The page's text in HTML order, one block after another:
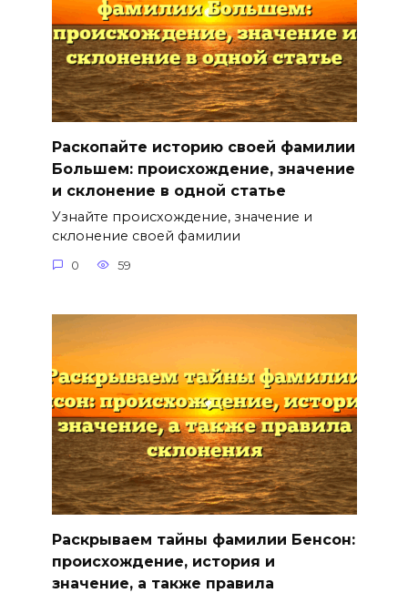
Раскопайте историю своей фамилии
Большем: происхождение, значение
и склонение в одной статье
Узнайте происхождение, значение и
склонение своей фамилии
0 59
Раскрываем тайны фамилии Бенсон:
происхождение, история и
значение, а также правила